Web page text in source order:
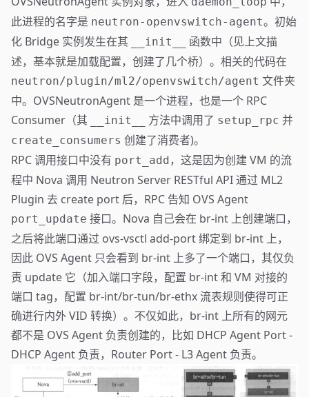
此进程的名字是 neutron-openvswitch-agent。初始
化 Bridge 实例发生在其
__init__
函数中（见上文描
述，基本就是加载配置，创建了几个桥）。相关的代码在
neutron/plugin/ml2/openvswitch/agent 文件夹
中。OVSNeutronAgent 是一个进程，也是一个 RPC
Consumer（其
__init__ 方法中调用了 setup_rpc 并
create_consumers 创建了消费者)。
RPC 调用接口中没有 port_add ，这是因为创建 VM 的流
程中 Nova 调用 Neutron Server RESTful API 通过 ML2
Plugin 去 create port 后，RPC 告知 OVS Agent
port_update 接口。Nova 自己会在 br-int 上创建端口，
之后将此端口通过 ovs-vsctl add-port 绑定到 br-int 上，
因此 OVS Agent 只会看到 br-int 上多了一个端口，其仅负
责 update 它（加入端口字段，配置 br-int 和 VM 对接的
端口 tag，配置 br-int/br-tun/br-ethx 流表规则使得可正
确进行内外 VID 转换）。不仅如此，br-int 上所有的网元
都不是 OVS Agent 负责创建的，比如 DHCP Agent Port -
DHCP Agent 负责，Router Port - L3 Agent 负责。